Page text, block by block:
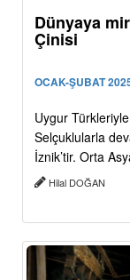
Dünyaya
Çinisi
OCAK-ŞUBAT
Uygur
Selçuklularla
İznik’tir. Orta
Hilal DOĞAN